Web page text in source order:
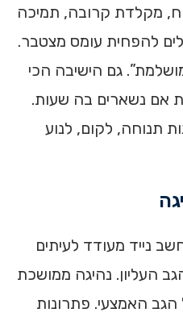
מקלדת קרובה, תמיכה
להפחית עומס מצטבר.
גם הישיבה הכי
אם נשארים בה שעות.
תנוחה, לקום, לנוע
נייד מעודד לעיתים
העליון. נהיגה ממושכת
האמצעי. פתרונות